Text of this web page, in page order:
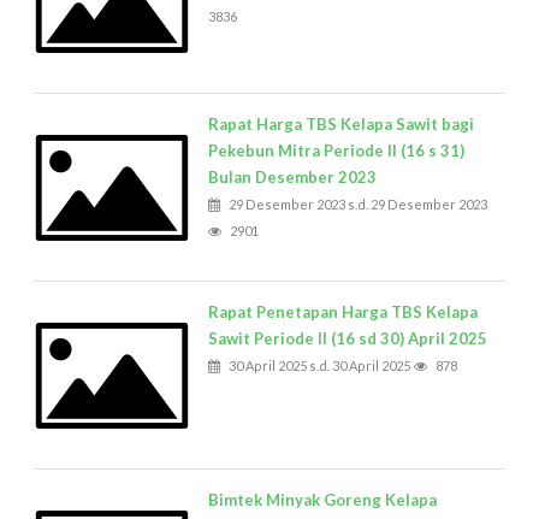
3836
Rapat Harga TBS Kelapa Sawit bagi
Pekebun Mitra Periode II (16 s 31)
Bulan Desember 2023
29 Desember 2023 s.d. 29 Desember 2023
2901
Rapat Penetapan Harga TBS Kelapa
Sawit Periode II (16 sd 30) April 2025
30 April 2025 s.d. 30 April 2025 878
Bimtek Minyak Goreng Kelapa